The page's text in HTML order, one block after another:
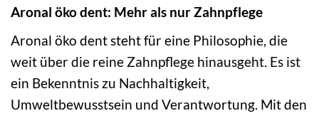
Aronal öko dent: Mehr als nur Zahnpflege
Aronal öko dent steht für eine Philosophie, die
weit über die reine Zahnpflege hinausgeht. Es ist
ein Bekenntnis zu Nachhaltigkeit,
Umweltbewusstsein und Verantwortung. Mit den